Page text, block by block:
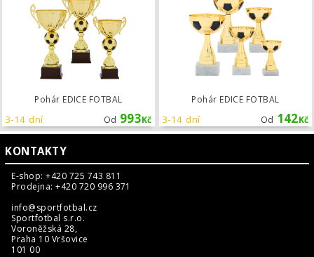
Pohár EDICE FOTBAL
Od 993Kč
3-14 dní
Pohár EDICE FOTBAL
Od 142Kč
3-14 dní
KONTAKTY
E-shop: +420 725 743 811
Prodejna: +420 720 996 371
info@sportfotbal.cz
Sportfotbal s.r.o.
Voroněžská 28,
Praha 10 Vršovice
101 00